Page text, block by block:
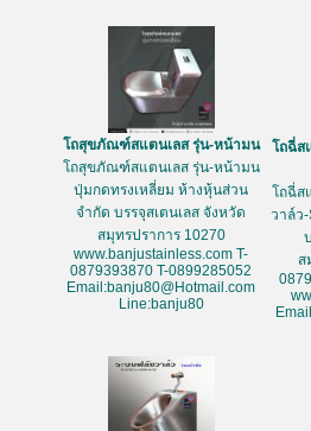
โถสุขภัณฑ์สแตนเลส รุ่น-หน้ามน
โถสุขภัณฑ์สแตนเลส รุ่น-หน้ามน
ปุ่มกดทรงเหลี่ยม ห้างหุ้นส่วน
จำกัด บรรจุสเตนเลส จังหวัด
สมุทรปราการ 10270
www.banjustainless.com T-
0879393870 T-0899285052
Email:banju80@Hotmail.com
Line:banju80
โถฉี่ส
โถฉี่ส
วาล์ว
ส